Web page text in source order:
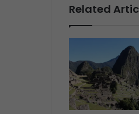
Related